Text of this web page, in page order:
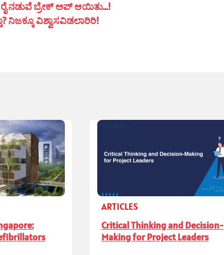
ನಡುವೆ ಬ್ರೇಕ್ ಅಪ್ ಆಯಿತು…!
ನಿಜಕ್ಕೂ ವಿಶ್ವಾಸವಿಡಲಾರಿರಿ!
ARTICLES
Critical Thinking and Decision-
Making for Project Leaders